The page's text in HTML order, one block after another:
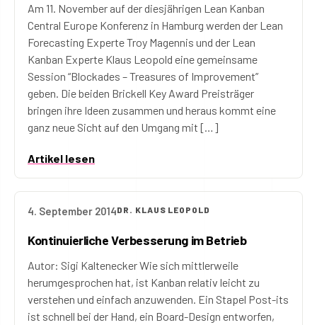
Am 11. November auf der diesjährigen Lean Kanban
Central Europe Konferenz in Hamburg werden der Lean
Forecasting Experte Troy Magennis und der Lean
Kanban Experte Klaus Leopold eine gemeinsame
Session “Blockades – Treasures of Improvement”
geben. Die beiden Brickell Key Award Preisträger
bringen ihre Ideen zusammen und heraus kommt eine
ganz neue Sicht auf den Umgang mit […]
Artikel lesen
4. September 2014DR. KLAUS LEOPOLD
Kontinuierliche Verbesserung im Betrieb
Autor: Sigi Kaltenecker Wie sich mittlerweile
herumgesprochen hat, ist Kanban relativ leicht zu
verstehen und einfach anzuwenden. Ein Stapel Post-its
ist schnell bei der Hand, ein Board-Design entworfen,